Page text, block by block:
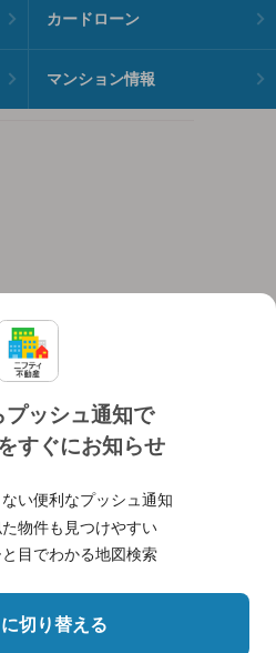
プッシュ通知で
すぐにお知らせ
い便利なプッシュ通知
物件も見つけやすい
目でわかる地図検索
切り替える
カードローン
マンション情報
リシー 利用規約
合わせ 採用情報
Co., Ltd.